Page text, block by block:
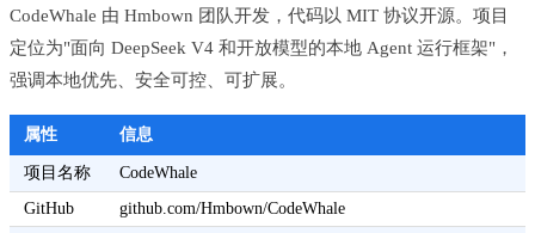
CodeWhale 由 Hmbown 团队开发，代码以 MIT 协议开源。项目
定位为"面向 DeepSeek V4 和开放模型的本地 Agent 运行框架"，
强调本地优先、安全可控、可扩展。
属性 信息
项目名称
CodeWhale
GitHub
github.com/Hmbown/CodeWhale